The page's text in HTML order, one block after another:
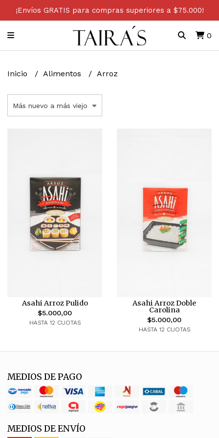
¡Envíos GRATIS para compras superiores a $75.000!
0
Inicio Alimentos Arroz
Asahi Arroz Pulido
$5.000,00
HASTA 12 CUOTAS
Asahi Arroz Doble
Carolina
$5.000,00
HASTA 12 CUOTAS
MEDIOS DE PAGO
MEDIOS DE ENVÍO